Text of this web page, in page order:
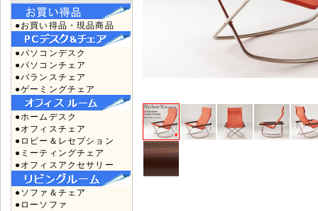
●お買い得品・現品商品
●パソコンデスク
●パソコンチェア
●バランスチェア
●ゲーミングチェア
●ホームデスク
●オフィスチェア
●ロビー＆レセプション
●ミーティングチェア
●オフィスアクセサリー
●ソファ＆チェア
●ローソファ